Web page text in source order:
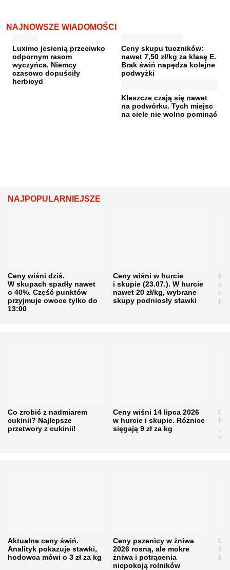
NAJNOWSZE WIADOMOŚCI
Luximo jesienią przeciwko
odpornym rasom
wyczyńca. Niemcy
czasowo dopuściły
herbicyd
Ceny skupu tuczników:
nawet 7,50 zł/kg za klasę E.
Brak świń napędza kolejne
podwyżki
Kleszcze czają się nawet
na podwórku. Tych miejsc
na ciele nie wolno pominąć
NAJPOPULARNIEJSZE
Ceny wiśni dziś.
W skupach spadły nawet
o 40%. Część punktów
przyjmuje owoce tylko do
13:00
Ceny wiśni w hurcie
i skupie (23.07.). W hurcie
nawet 20 zł/kg, wybrane
skupy podniosły stawki
Co zrobić z nadmiarem
cukinii? Najlepsze
przetwory z cukinii!
Ceny wiśni 14 lipca 2026
w hurcie i skupie. Różnice
sięgają 9 zł za kg
Aktualne ceny świń.
Analityk pokazuje stawki,
hodowca mówi o 3 zł za kg
Ceny pszenicy w żniwa
2026 rosną, ale mokre
żniwa i potrącenia
niepokoją rolników